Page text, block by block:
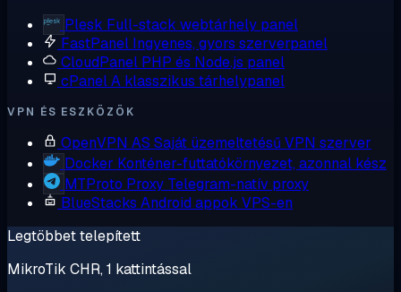
Plesk Full-stack webtárhely panel
FastPanel Ingyenes, gyors szerverpanel
CloudPanel PHP és Node.js panel
cPanelA klasszikus tárhelypanel
VPN ÉS ESZKÖZÖK
OpenVPN AS Saját üzemeltetésű VPN szerver
Docker Konténer-futtatókörnyezet, azonnal kész
MTProto Proxy Telegram-natív proxy
BlueStacks Android appok VPS-en
Legtöbbet telepített
MikroTik CHR, 1 kattintással